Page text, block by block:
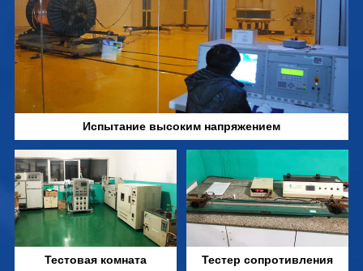
Испытание высоким напряжением
Тестовая комната
Тестер сопротивления